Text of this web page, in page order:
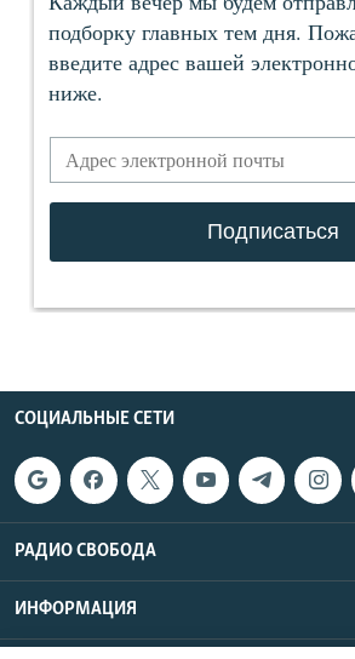
СОЦИАЛЬНЫЕ СЕТИ
РАДИО СВОБОДА
ИНФОРМАЦИЯ